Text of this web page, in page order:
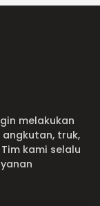
melakukan
angkutan, truk,
kami selalu